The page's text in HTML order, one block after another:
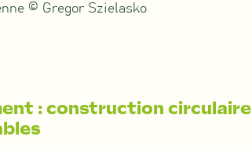
© Gregor Szielasko
: construction circulaire